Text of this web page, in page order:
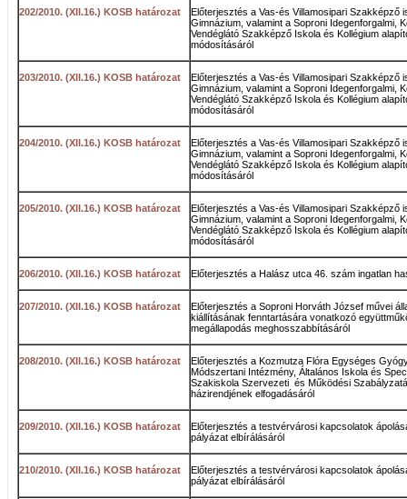
202/2010. (XII.16.) KOSB határozat
Előterjesztés a Vas-és Villamosipari Szakképző
Gimnázium, valamint a Soproni Idegenforgalmi,
Vendéglátó Szakképző Iskola és Kollégium
módosításáról
203/2010. (XII.16.) KOSB határozat
Előterjesztés a Vas-és Villamosipari Szakképző
Gimnázium, valamint a Soproni Idegenforgalmi,
Vendéglátó Szakképző Iskola és Kollégium
módosításáról
204/2010. (XII.16.) KOSB határozat
Előterjesztés a Vas-és Villamosipari Szakképző
Gimnázium, valamint a Soproni Idegenforgalmi,
Vendéglátó Szakképző Iskola és Kollégium
módosításáról
205/2010. (XII.16.) KOSB határozat
Előterjesztés a Vas-és Villamosipari Szakképző
Gimnázium, valamint a Soproni Idegenforgalmi,
Vendéglátó Szakképző Iskola és Kollégium
módosításáról
206/2010. (XII.16.) KOSB határozat Előterjesztés a Halász utca 46. szám ingatlan
207/2010. (XII.16.) KOSB határozat
Előterjesztés a Soproni Horváth József művei
kiállításának fenntartására vonatkozó
megállapodás meghosszabbításáról
208/2010. (XII.16.) KOSB határozat
Előterjesztés a Kozmutza Flóra Egységes
Módszertani Intézmény, Általános Iskola és
Szakiskola Szervezeti és Működési
házirendjének elfogadásáról
209/2010. (XII.16.) KOSB határozat
Előterjesztés a testvérvárosi kapcsolatok
pályázat elbírálásáról
210/2010. (XII.16.) KOSB határozat
Előterjesztés a testvérvárosi kapcsolatok
pályázat elbírálásáról